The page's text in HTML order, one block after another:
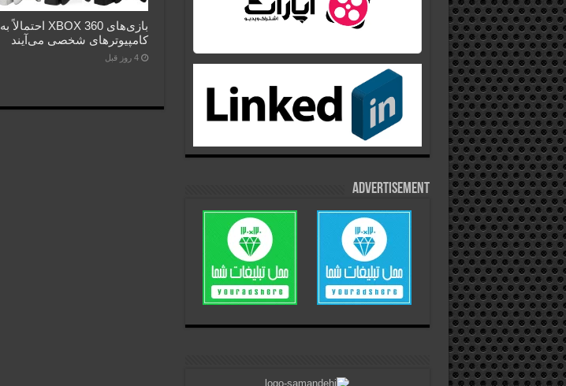
بازی‌های XBOX 360 احتمالاً به
کامپیوترهای شخصی می‌آیند
4 روز قبل
Advertisement